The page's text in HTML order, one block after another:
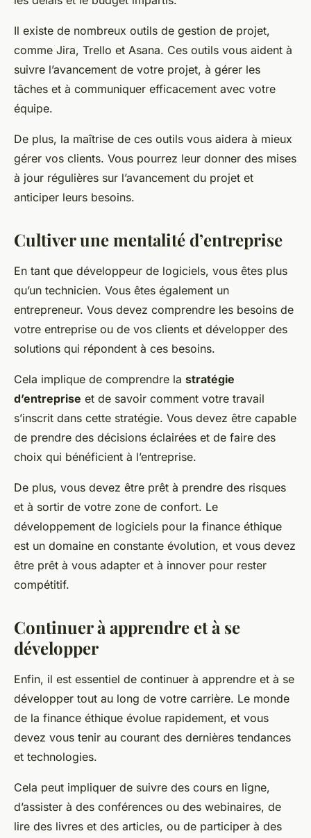
Il existe de nombreux outils de gestion de projet,
comme Jira, Trello et Asana. Ces outils vous aident à
suivre l’avancement de votre projet, à gérer les
tâches et à communiquer efficacement avec votre
équipe.
De plus, la maîtrise de ces outils vous aidera à mieux
gérer vos clients. Vous pourrez leur donner des mises
à jour régulières sur l’avancement du projet et
anticiper leurs besoins.
Cultiver une mentalité d’entreprise
En tant que développeur de logiciels, vous êtes plus
qu’un technicien. Vous êtes également un
entrepreneur. Vous devez comprendre les besoins de
votre entreprise ou de vos clients et développer des
solutions qui répondent à ces besoins.
Cela implique de comprendre la stratégie
d’entreprise et de savoir comment votre travail
s’inscrit dans cette stratégie. Vous devez être capable
de prendre des décisions éclairées et de faire des
choix qui bénéficient à l’entreprise.
De plus, vous devez être prêt à prendre des risques
et à sortir de votre zone de confort. Le
développement de logiciels pour la finance éthique
est un domaine en constante évolution, et vous devez
être prêt à vous adapter et à innover pour rester
compétitif.
Continuer à apprendre et à se
développer
Enfin, il est essentiel de continuer à apprendre et à se
développer tout au long de votre carrière. Le monde
de la finance éthique évolue rapidement, et vous
devez vous tenir au courant des dernières tendances
et technologies.
Cela peut impliquer de suivre des cours en ligne,
d’assister à des conférences ou des webinaires, de
lire des livres et des articles, ou de participer à des